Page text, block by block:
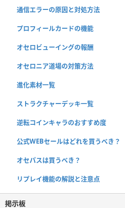
通信エラーの原因と対処方法
プロフィールカードの機能
オセロビューイングの報酬
オセロニア道場の対策方法
進化素材一覧
ストラクチャーデッキ一覧
逆転コインキャラのおすすめ度
公式WEBセールはどれを買うべき？
オセパスは買うべき？
リプレイ機能の解説と注意点
掲示板